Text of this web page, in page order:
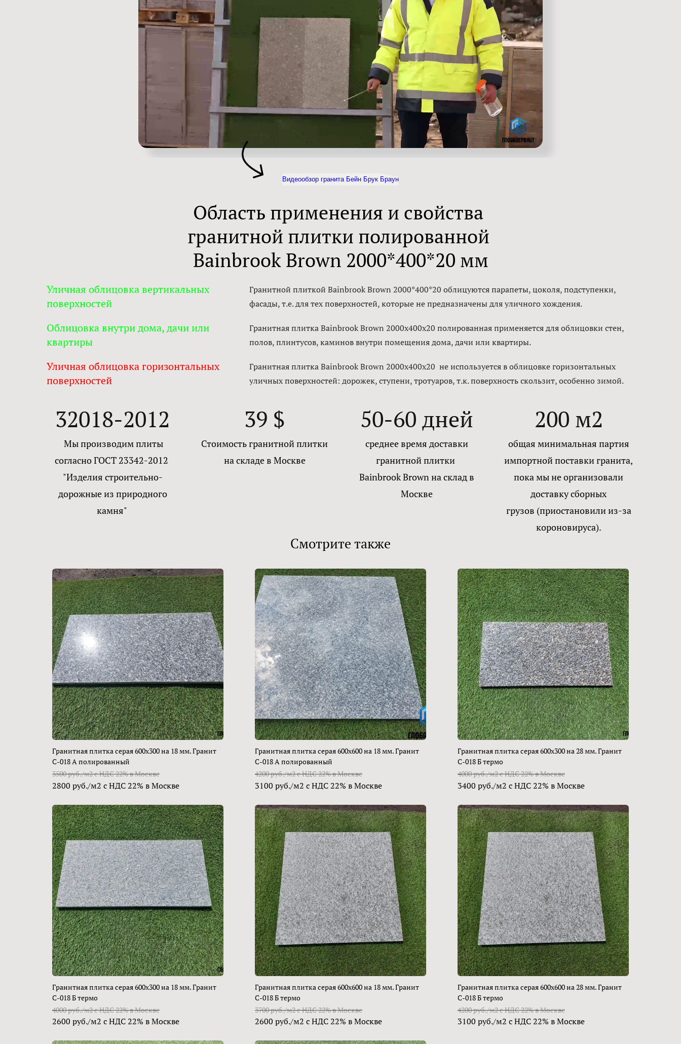
Видеообзор гранита Бейн Брук Браун
Область применения и свойства
гранитной плитки полированной
Bainbrook Brown 2000*400*20 мм
Уличная облицовка вертикальных
поверхностей
Гранитной плиткой Bainbrook Brown 2000*400*20 облицуются парапеты, цоколя, подступенки,
фасады, т.е. для тех поверхностей, которые не предназначены для уличного хождения.
Облицовка внутри дома, дачи или
квартиры
Гранитная плитка Bainbrook Brown 2000х400х20 полированная применяется для облицовки стен,
полов, плинтусов, каминов внутри помещения дома, дачи или квартиры.
Уличная облицовка горизонтальных
поверхностей
Гранитная плитка Bainbrook Brown 2000x400x20 не используется в облицовке горизонтальных
уличных поверхностей: дорожек, ступени, тротуаров, т.к. поверхность скользит, особенно зимой.
32018-2012
Мы производим плиты
согласно ГОСТ 23342-2012
"Изделия строительно-
дорожные из природного
камня"
39 $
Стоимость гранитной плитки
на складе в Москве
50-60 дней
среднее время доставки
гранитной плитки
Bainbrook Brown на склад в
Москве
200 м2
общая минимальная партия
импортной поставки гранита,
пока мы не организовали
доставку сборных
грузов (приостановили из-за
короновируса).
Смотрите также
Гранитная плитка серая 600х300 на 18 мм. Гранит
С-018 А полированный
3500 руб./м2 с НДС 22% в Москве
2800 руб./м2 с НДС 22% в Москве
Гранитная плитка серая 600х600 на 18 мм. Гранит
С-018 А полированный
4200 руб./м2 с НДС 22% в Москве
3100 руб./м2 с НДС 22% в Москве
Гранитная плитка серая 600х300 на 28 мм. Гранит
С-018 Б термо
4000 руб./м2 с НДС 22% в Москве
3400 руб./м2 с НДС 22% в Москве
Гранитная плитка серая 600х300 на 18 мм. Гранит
С-018 Б термо
4000 руб./м2 с НДС 22% в Москве
2600 руб./м2 с НДС 22% в Москве
Гранитная плитка серая 600х600 на 18 мм. Гранит
С-018 Б термо
3700 руб./м2 с НДС 22% в Москве
2600 руб./м2 с НДС 22% в Москве
Гранитная плитка серая 600х600 на 28 мм. Гранит
С-018 Б термо
4200 руб./м2 с НДС 22% в Москве
3100 руб./м2 с НДС 22% в Москве